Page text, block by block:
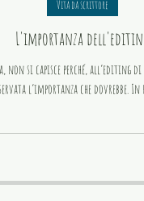
L'importanza
si capisce perché, all’editing di
l’importanza che dovrebbe. In
Vita da scrittore